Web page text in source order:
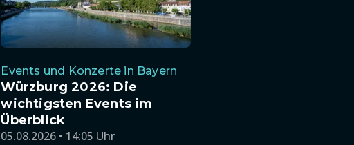
Events und Konzerte in Bayern
Würzburg 2026: Die
wichtigsten Events im
Überblick
05.08.2026 • 14:05 Uhr